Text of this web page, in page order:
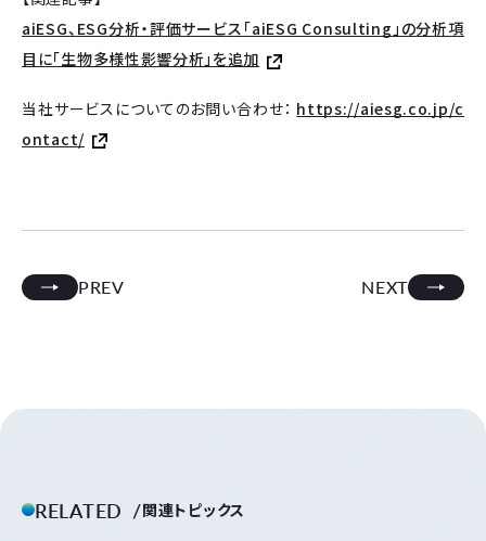
aiESG、ESG分析・評価サービス「aiESG Consulting」の分析項
目に「生物多様性影響分析」を追加
当社サービスについてのお問い合わせ： https://aiesg.co.jp/c
ontact/
PREV NEXT
RELATED 関連トピックス